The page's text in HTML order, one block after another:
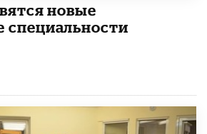
новые
специальности